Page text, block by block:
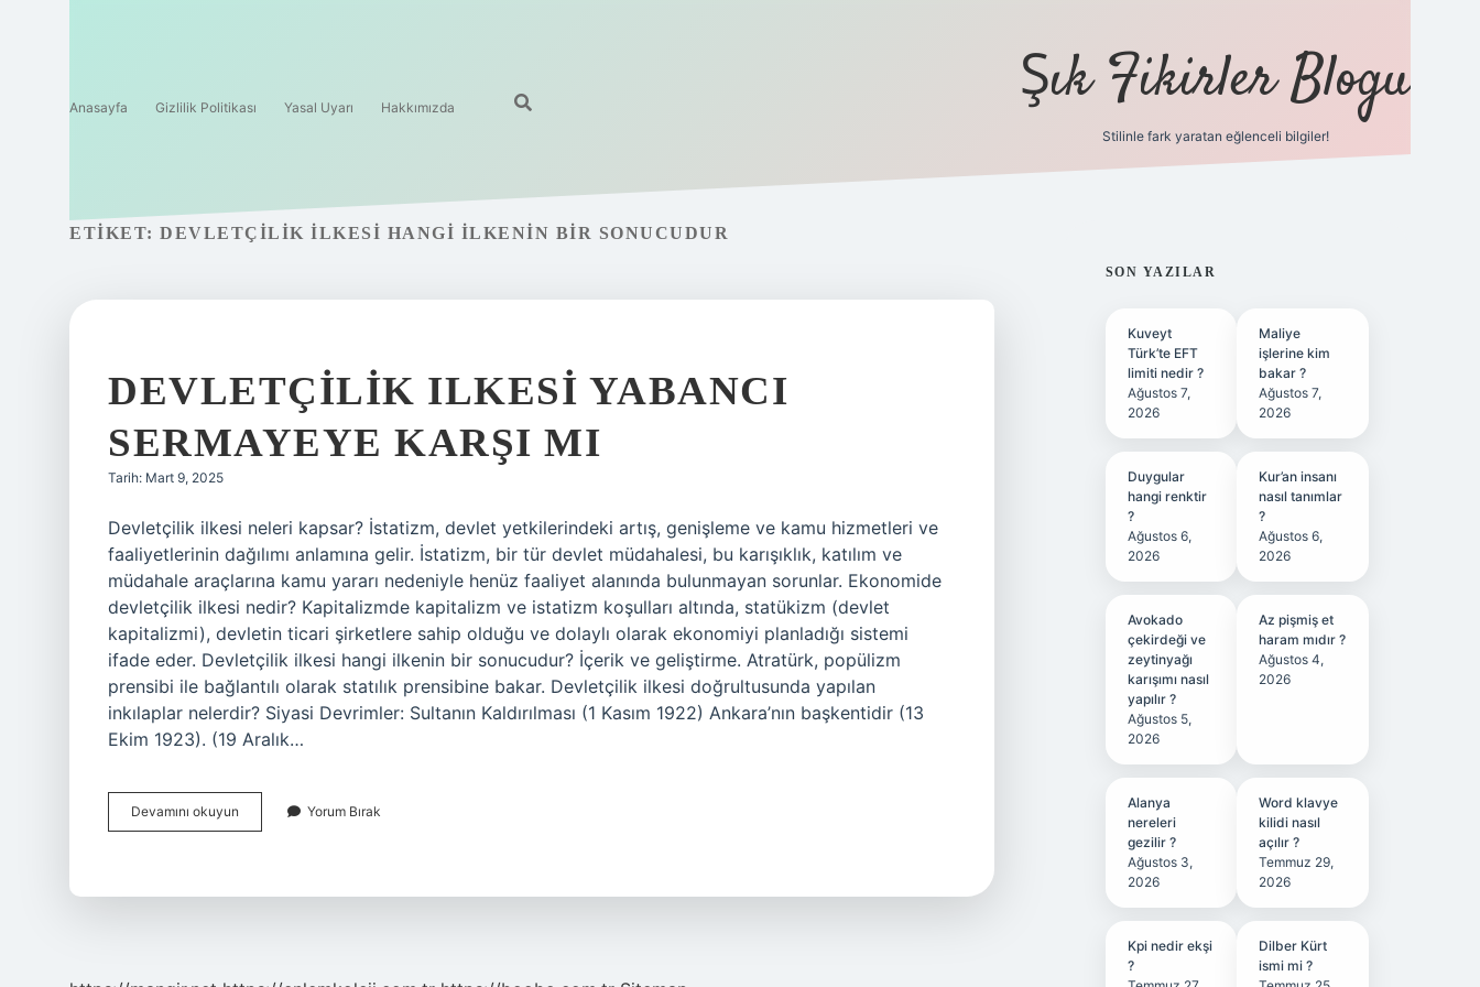
Anasayfa Gizlilik Politikası Yasal Uyarı Hakkımızda Şık Fikirler Blogu
Stilinle fark yaratan eğlenceli bilgiler!
ETIKET: DEVLETÇILIK ILKESI HANGI ILKENIN BIR SONUCUDUR
DEVLETÇILIK ILKESI YABANCI
SERMAYEYE KARŞI MI
Tarih: Mart 9, 2025
Devletçilik ilkesi neleri kapsar? İstatizm, devlet yetkilerindeki artış, genişleme ve kamu hizmetleri ve
faaliyetlerinin dağılımı anlamına gelir. İstatizm, bir tür devlet müdahalesi, bu karışıklık, katılım ve
müdahale araçlarına kamu yararı nedeniyle henüz faaliyet alanında bulunmayan sorunlar. Ekonomide
devletçilik ilkesi nedir? Kapitalizmde kapitalizm ve istatizm koşulları altında, statükizm (devlet
kapitalizmi), devletin ticari şirketlere sahip olduğu ve dolaylı olarak ekonomiyi planladığı sistemi
ifade eder. Devletçilik ilkesi hangi ilkenin bir sonucudur? İçerik ve geliştirme. Atratürk, popülizm
prensibi ile bağlantılı olarak statılık prensibine bakar. Devletçilik ilkesi doğrultusunda yapılan
inkılaplar nelerdir? Siyasi Devrimler: Sultanın Kaldırılması (1 Kasım 1922) Ankara’nın başkentidir (13
Ekim 1923). (19 Aralık…
Devamını okuyun Devletçilik
Ilkesi
Yorum Bırak
SIDEBAR
SON YAZILAR
Kuveyt
Türk’te EFT
limiti nedir ?
Ağustos 7,
2026
Maliye
işlerine kim
bakar ?
Ağustos 7,
2026
Duygular
hangi renktir
?
Ağustos 6,
2026
Kur’an insanı
nasıl tanımlar
?
Ağustos 6,
2026
Avokado
çekirdeği ve
zeytinyağı
karışımı nasıl
yapılır ?
Ağustos 5,
2026
Az pişmiş et
haram mıdır ?
Ağustos 4,
2026
Alanya
nereleri
gezilir ?
Ağustos 3,
2026
Word klavye
kilidi nasıl
açılır ?
Temmuz 29,
2026
Kpi nedir ekşi
?
Dilber Kürt
ismi mi ?